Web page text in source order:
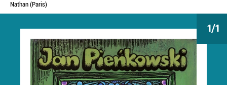
1/1
Nathan (Paris)